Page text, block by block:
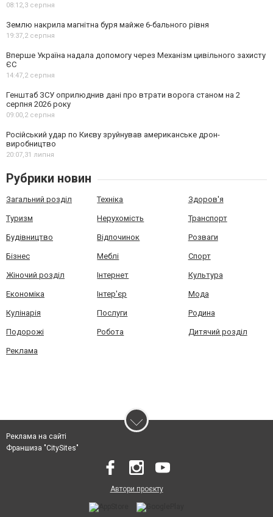
08:12,3 серпня
Землю накрила магнітна буря майже 6-бального рівня
19:37,2 серпня
Вперше Україна надала допомогу через Механізм цивільного захисту
ЄС
14:47,2 серпня
Генштаб ЗСУ оприлюднив дані про втрати ворога станом на 2
серпня 2026 року
09:00,2 серпня
Російський удар по Києву зруйнував американське дрон-
виробництво
20:07,31 липня
Рубрики новин
Загальний розділ Техніка Здоров'я
Туризм Нерухомість Транспорт
Будівництво Відпочинок Розваги
Бізнес Меблі Спорт
Жіночий розділ Інтернет Культура
Економіка Інтер'єр Мода
Кулінарія Послуги Родина
Подорожі Робота Дитячий розділ
Реклама
Реклама на сайті
Франшиза "CitySites"
Автори проєкту